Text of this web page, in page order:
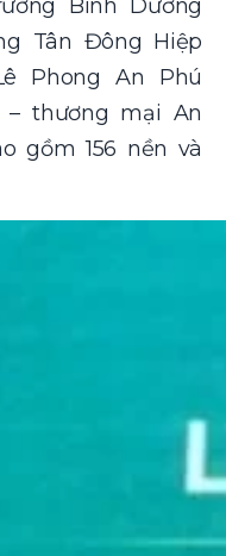
Bình Dương
Tân Đông Hiệp
Phong An Phú
– thương mại An
gồm 156 nền và